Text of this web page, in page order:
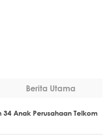
Berita Utama
Anak Perusahaan Telkom